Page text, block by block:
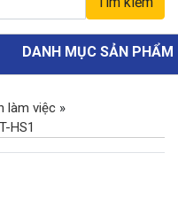
DANH MỤC SẢN PHẨM
làm việc »
HS1